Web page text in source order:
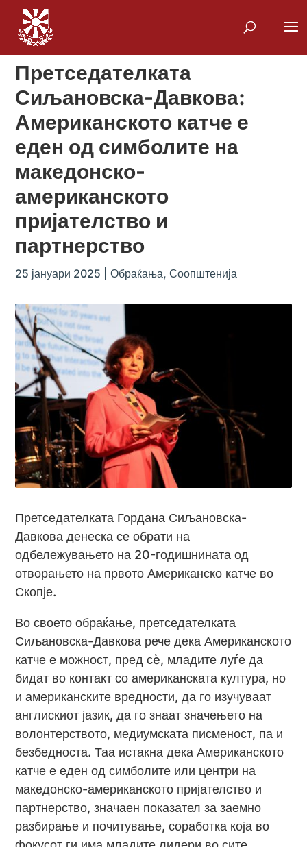
Претседателката
Сиљановска-Давкова:
Американското катче е
еден од симболите на
македонско-
американското
пријателство и
партнерство
25 јануари 2025 |Обраќања,Соопштенија
Претседателката Гордана Сиљановска-
Давкова денеска се обрати на
одбележувањето на 20-годишнината од
отворањето на првото Американско катче во
Скопје.
Во своето обраќање, претседателката
Сиљановска-Давкова рече дека Американското
катче е можност, пред сè, младите луѓе да
бидат во контакт со американската култура, но
и американските вредности, да го изучуваат
англискиот јазик, да го знаат значењето на
волонтерството, медиумската писменост, па и
безбедноста. Таа истакна дека Американското
катче е еден од симболите или центри на
македонско-американското пријателство и
партнерство, значаен показател за заемно
разбирање и почитување, соработка која во